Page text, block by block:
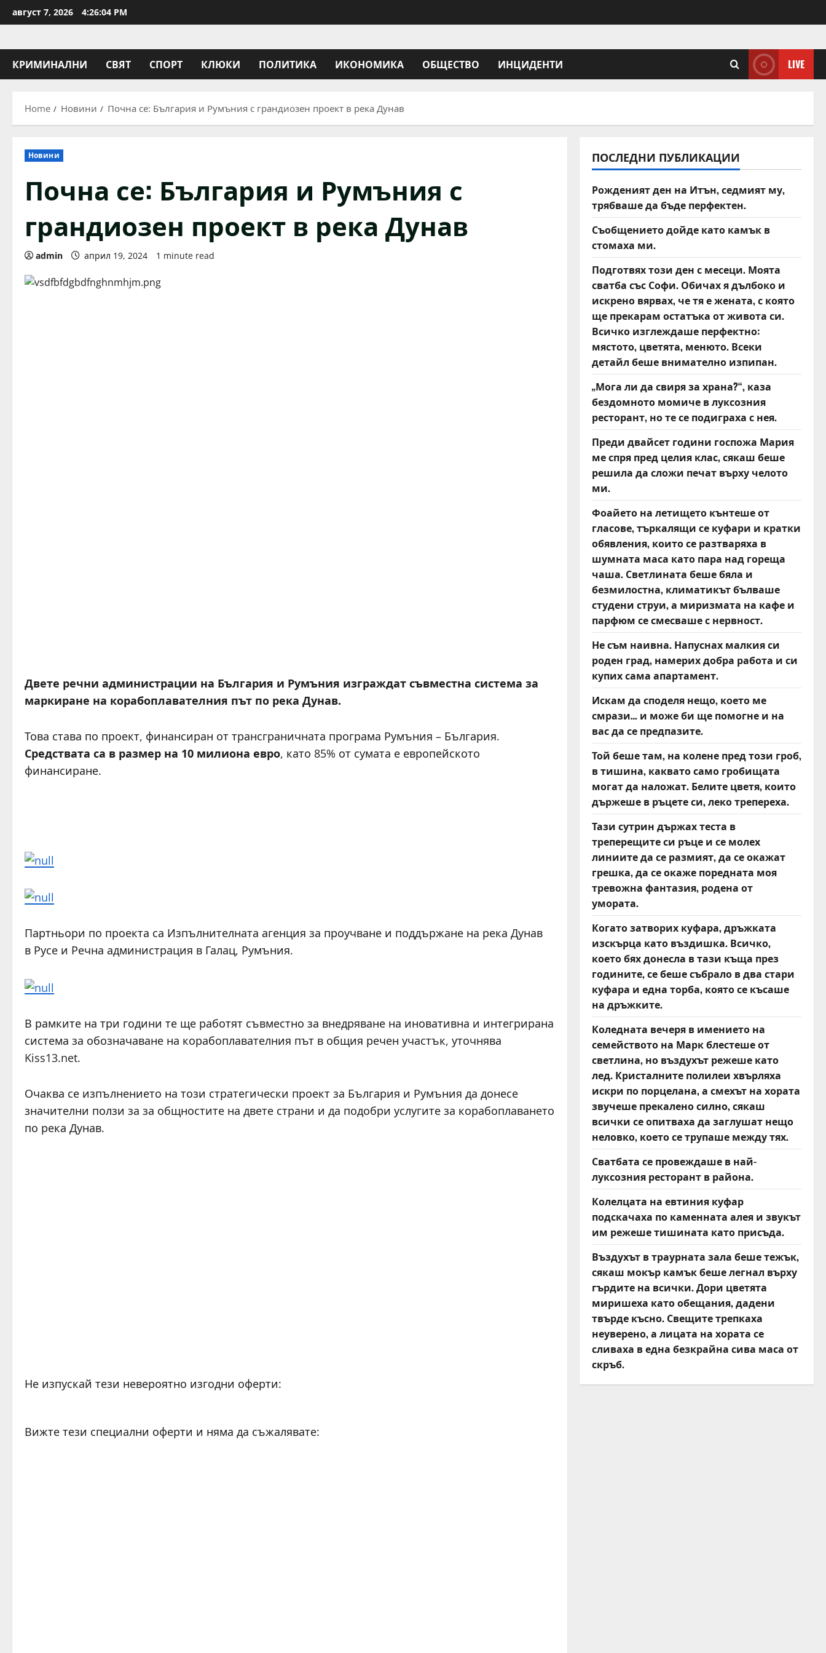
to
август 7, 2026 4:26:04 PM
КРИМИНАЛНИ СВЯТ СПОРТ КЛЮКИ ПОЛИТИКА ИКОНОМИКА ОБЩЕСТВО ИНЦИДЕНТИ LIVE
Home Новини Почна се: България и Румъния с грандиозен проект в река Дунав
Новини
Почна се: България и Румъния с
грандиозен проект в река Дунав
admin април 19, 2024 1 minute read
Двете речни администрации на България и Румъния изграждат съвместна система за
маркиране на корабоплавателния път по река Дунав.
Това става по проект, финансиран от трансграничната програма Румъния – България.
Средствата са в размер на 10 милиона евро, като 85% от сумата е европейското
финансиране.
Партньори по проекта са Изпълнителната агенция за проучване и поддържане на река Дунав
в Русе и Речна администрация в Галац, Румъния.
В рамките на три години те ще работят съвместно за внедряване на иновативна и интегрирана
система за обозначаване на корабоплавателния път в общия речен участък, уточнява
Kiss13.net.
Очаква се изпълнението на този стратегически проект за България и Румъния да донесе
значителни ползи за за общностите на двете страни и да подобри услугите за корабоплаването
по река Дунав.
Не изпускай тези невероятно изгодни оферти:
o
Вижте тези специални оферти и няма да съжалявате:
ПОСЛЕДНИ ПУБЛИКАЦИИ
Рожденият ден на Итън, седмият му,
трябваше да бъде перфектен.
Съобщението дойде като камък в
стомаха ми.
Подготвях този ден с месеци. Моята
сватба със Софи. Обичах я дълбоко и
искрено вярвах, че тя е жената, с която
ще прекарам остатъка от живота си.
Всичко изглеждаше перфектно:
мястото, цветята, менюто. Всеки
детайл беше внимателно изпипан.
„Мога ли да свиря за храна?“, каза
бездомното момиче в луксозния
ресторант, но те се подиграха с нея.
Преди двайсет години госпожа Мария
ме спря пред целия клас, сякаш беше
решила да сложи печат върху челото
ми.
Фоайето на летището кънтеше от
гласове, търкалящи се куфари и кратки
обявления, които се разтваряха в
шумната маса като пара над гореща
чаша. Светлината беше бяла и
безмилостна, климатикът бълваше
студени струи, а миризмата на кафе и
парфюм се смесваше с нервност.
Не съм наивна. Напуснах малкия си
роден град, намерих добра работа и си
купих сама апартамент.
Искам да споделя нещо, което ме
смрази… и може би ще помогне и на
вас да се предпазите.
Той беше там, на колене пред този гроб,
в тишина, каквато само гробищата
могат да наложат. Белите цветя, които
държеше в ръцете си, леко трепереха.
Тази сутрин държах теста в
треперещите си ръце и се молех
линиите да се размият, да се окажат
грешка, да се окаже поредната моя
тревожна фантазия, родена от
умората.
Когато затворих куфара, дръжката
изскърца като въздишка. Всичко,
което бях донесла в тази къща през
годините, се беше събрало в два стари
куфара и една торба, която се късаше
на дръжките.
Коледната вечеря в имението на
семейството на Марк блестеше от
светлина, но въздухът режеше като
лед. Кристалните полилеи хвърляха
искри по порцелана, а смехът на хората
звучеше прекалено силно, сякаш
всички се опитваха да заглушат нещо
неловко, което се трупаше между тях.
Сватбата се провеждаше в най-
луксозния ресторант в района.
Колелцата на евтиния куфар
подскачаха по каменната алея и звукът
им режеше тишината като присъда.
Въздухът в траурната зала беше тежък,
сякаш мокър камък беше легнал върху
гърдите на всички. Дори цветята
миришеха като обещания, дадени
твърде късно. Свещите трепкаха
неуверено, а лицата на хората се
сливаха в една безкрайна сива маса от
скръб.